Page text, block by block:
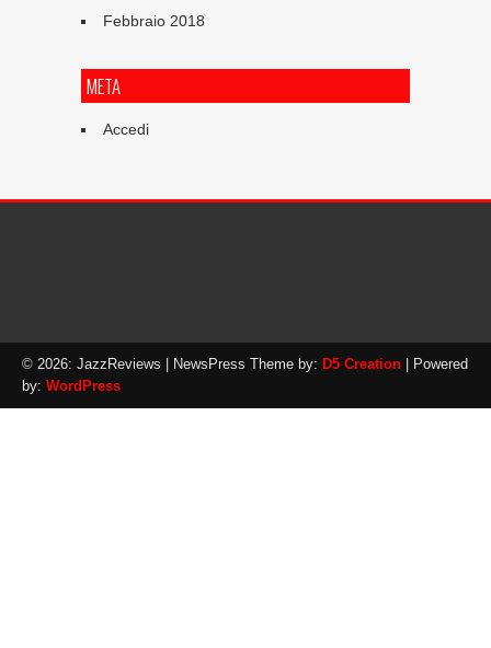
Febbraio 2018
META
Accedi
© 2026: JazzReviews | NewsPress Theme by: D5 Creation | Powered
by: WordPress